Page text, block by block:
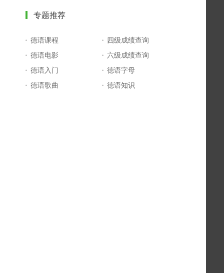
专题推荐
德语课程
四级成绩查询
德语电影
六级成绩查询
德语入门
德语字母
德语歌曲
德语知识